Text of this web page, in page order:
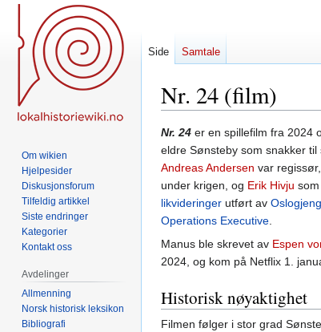
Nr. 24 (film)
Hopp
til
navigering
Hopp
til
søk
Nr. 24 er en spillefilm fra 2024
eldre Sønsteby som snakker til
Andreas Andersen var
under krigen, og Erik Hivju
likvideringer utført av
Operations Executive.
Manus ble skrevet av Espen
2024, og kom på Netflix 1.
Historisk nøyaktighet
Filmen følger i stor grad
Side Samtale
Om wikien
Hjelpesider
Diskusjonsforum
Tilfeldig artikkel
Siste endringer
Kategorier
Kontakt oss
Avdelinger
Allmenning
Norsk historisk leksikon
Bibliografi